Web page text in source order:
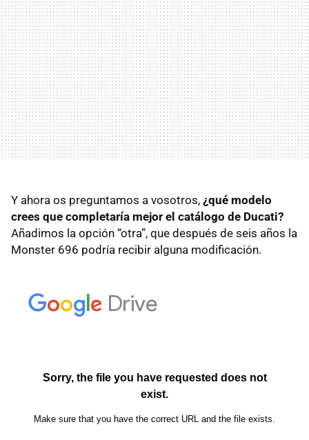
Y ahora os preguntamos a vosotros, ¿qué modelo
crees que completaría mejor el catálogo de Ducati?
Añadimos la opción “otra”, que después de seis años la
Monster 696 podría recibir alguna modificación.